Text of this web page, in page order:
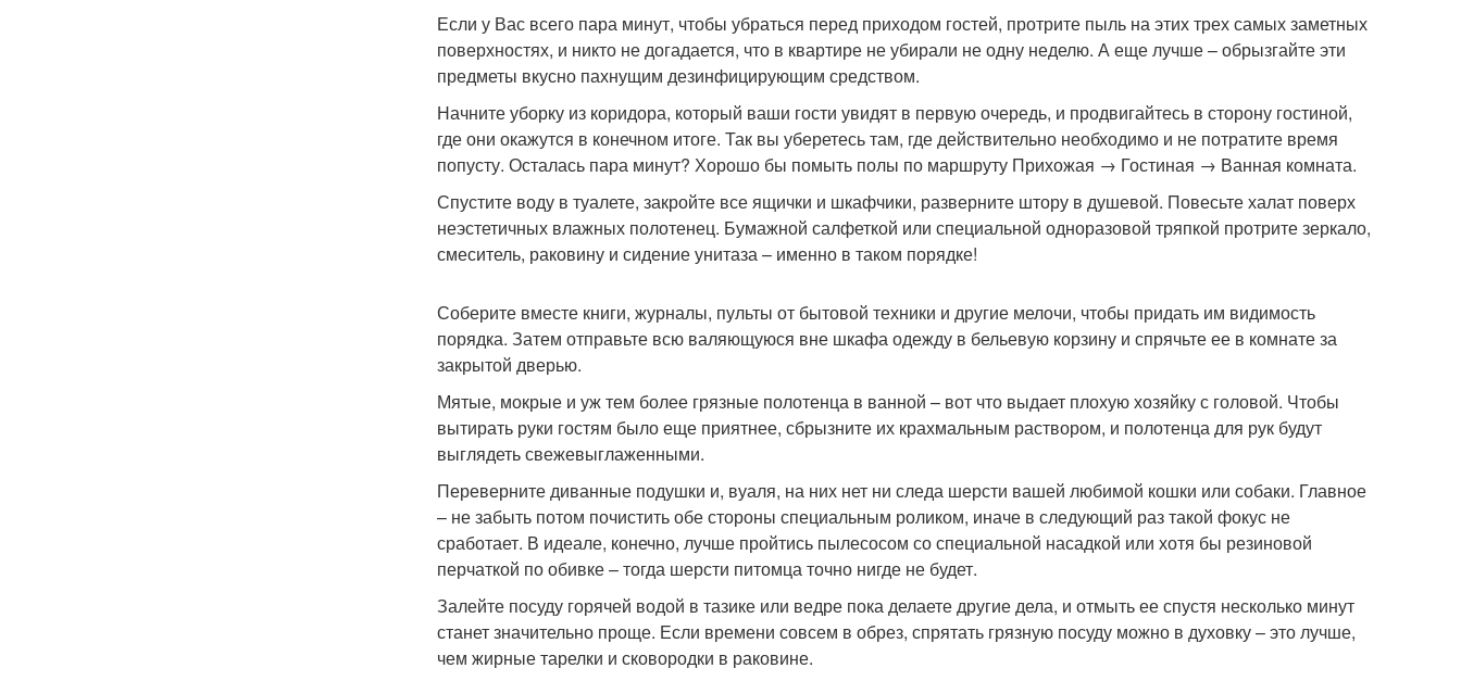
Если у Вас всего пара минут, чтобы убраться перед приходом гостей, протрите пыль на этих трех самых заметных
поверхностях, и никто не догадается, что в квартире не убирали не одну неделю. А еще лучше – обрызгайте эти
предметы вкусно пахнущим дезинфицирующим средством.
Начните уборку из коридора, который ваши гости увидят в первую очередь, и продвигайтесь в сторону гостиной,
где они окажутся в конечном итоге. Так вы уберетесь там, где действительно необходимо и не потратите время
попусту. Осталась пара минут? Хорошо бы помыть полы по маршруту Прихожая → Гостиная → Ванная комната.
Спустите воду в туалете, закройте все ящички и шкафчики, разверните штору в душевой. Повесьте халат поверх
неэстетичных влажных полотенец. Бумажной салфеткой или специальной одноразовой тряпкой протрите зеркало,
смеситель, раковину и сидение унитаза – именно в таком порядке!
Соберите вместе книги, журналы, пульты от бытовой техники и другие мелочи, чтобы придать им видимость
порядка. Затем отправьте всю валяющуюся вне шкафа одежду в бельевую корзину и спрячьте ее в комнате за
закрытой дверью.
Мятые, мокрые и уж тем более грязные полотенца в ванной – вот что выдает плохую хозяйку с головой. Чтобы
вытирать руки гостям было еще приятнее, сбрызните их крахмальным раствором, и полотенца для рук будут
выглядеть свежевыглаженными.
Переверните диванные подушки и, вуаля, на них нет ни следа шерсти вашей любимой кошки или собаки. Главное
– не забыть потом почистить обе стороны специальным роликом, иначе в следующий раз такой фокус не
сработает. В идеале, конечно, лучше пройтись пылесосом со специальной насадкой или хотя бы резиновой
перчаткой по обивке – тогда шерсти питомца точно нигде не будет.
Залейте посуду горячей водой в тазике или ведре пока делаете другие дела, и отмыть ее спустя несколько минут
станет значительно проще. Если времени совсем в обрез, спрятать грязную посуду можно в духовку – это лучше,
чем жирные тарелки и сковородки в раковине.